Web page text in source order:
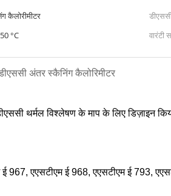
कैलोरीमीटर
°C वारंटी
अंतर स्कैनिंग कैलोरिमीटर
थर्मल विश्लेषण के माप के लिए डिज़ाइन
967, एएसटीएम ई 968, एएसटीएम ई 793,